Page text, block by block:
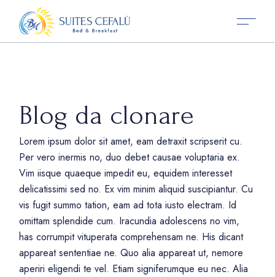
Blog da clonare
Lorem ipsum dolor sit amet, eam detraxit scripserit cu.
Per vero inermis no, duo debet causae voluptaria ex.
Vim iisque quaeque impedit eu, equidem interesset
delicatissimi sed no. Ex vim minim aliquid suscipiantur. Cu
vis fugit summo tation, eam ad tota iusto electram. Id
omittam splendide cum. Iracundia adolescens no vim,
has corrumpit vituperata comprehensam ne. His dicant
appareat sententiae ne. Quo alia appareat ut, nemore
aperiri eligendi te vel. Etiam signiferumque eu nec. Alia